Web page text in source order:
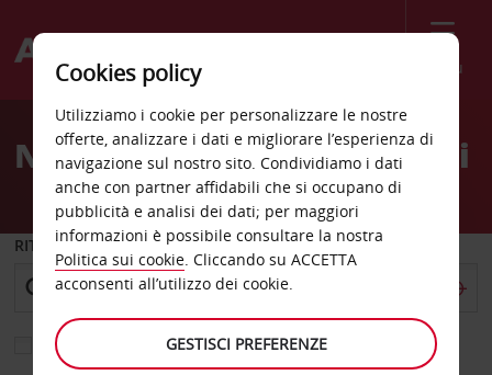
Menù
Welcome
AvisNoleggio auto Nuova Delhi
RITIRO DA
Scegli una località di riconsegna diversa
Cookies policy
Utilizziamo i cookie per personalizzare le nostre
offerte, analizzare i dati e migliorare l’esperienza di
navigazione sul nostro sito. Condividiamo i dati
anche con partner affidabili che si occupano di
pubblicità e analisi dei dati; per maggiori
informazioni è possibile consultare la nostra
Politica sui cookie. Cliccando su ACCETTA
acconsenti all’utilizzo dei cookie.
GESTISCI PREFERENZE